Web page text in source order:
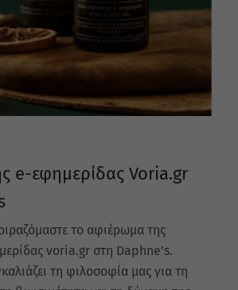
e-εφημερίδας Voria.gr
το αφιέρωμα της
voria.gr στη Daphne’s.
τη φιλοσοφία μας για τη